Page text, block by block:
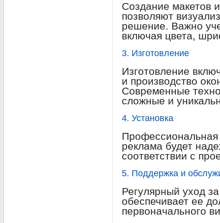
Создание макетов
позволяют
решение. Важно
включая цвета,
3. Изготовление
Изготовление
и производство
Современные
сложные и
4. Установка
Профессиональная
реклама будет
соответствии с
5. Поддержка и
Регулярный уход
обеспечивает ее
первоначального